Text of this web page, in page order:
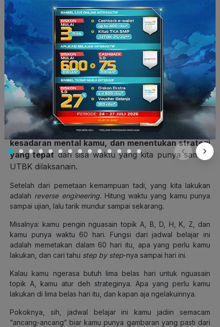
sendiri. Kalau temen kamu udah “Oooh! Gitu doang ternyata!”
Biasain kamu ngejelasin pake bahasa yang sederhana aja.
Karena kadang kan kalo ditextbooksuka “terlalu buku”. Dan
sebenarnya, materi-materi kita tuh kalau dikulik bisa jadi “Oh
gitu doang!” karena penyampaiannya yang lebih asik dan
simpel.
4. Buat jadwal belajar
Ini sebetulnya penting-penting nggak sih. Inti dari
jadwal belajar ini pada dasarnya untuk
membentuk
kesadaran mental kamu, dan menentukan strategi
yang tepat dari sisa waktu yang kita punya sampai
UTBK dilaksanain.
Setelah dari pemetaan kemampuan tadi, yang kita lakukan
adalah reverse engineering. Hitung waktu yang kamu punya
sampai ujian, lalu tarik mundur sampai sekarang.
Misalnya: kamu pengin nguasain topik A, B, D, H, K, Z, dan
kamu punya waktu 60 hari. Fungsi dari jadwal belajar ini
adalah memetakan dalam 60 hari itu, apa yang perlu kamu
lakukan, dan cari tahu step by step-nya sampai hari ini.
Kalau kamu ngerasa butuh lima belas hari untuk nguasain
topik A, kamu atur deh strateginya. Apa yang perlu kamu
lakukan di lima belas hari itu, dan kapan aja ngelakuinnya.
Pokoknya, sih, jadwal belajar ini kamu jadiin semacam
“ancang-ancang” biar kamu punya gambaran yang pasti dari